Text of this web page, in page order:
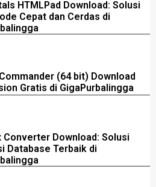
HTMLPad Download: Solusi
Cepat dan Cerdas di
(64 bit) Download
Gratis di GigaPurbalingga
Converter Download: Solusi
Database Terbaik di